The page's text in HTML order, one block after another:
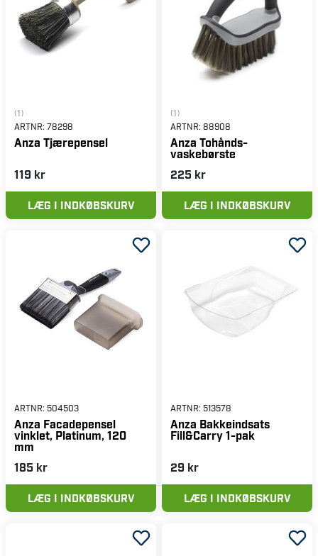
(1)
ARTNR: 78298
Anza Tjærepensel
119 kr
LÆG I INDKØBSKURV
(1)
ARTNR: 88908
Anza Tohånds-
vaskebørste
225 kr
LÆG I INDKØBSKURV
ARTNR: 504503
Anza Facadepensel
vinklet, Platinum, 120
mm
185 kr
LÆG I INDKØBSKURV
ARTNR: 513578
Anza Bakkeindsats
Fill&Carry 1-pak
29 kr
LÆG I INDKØBSKURV